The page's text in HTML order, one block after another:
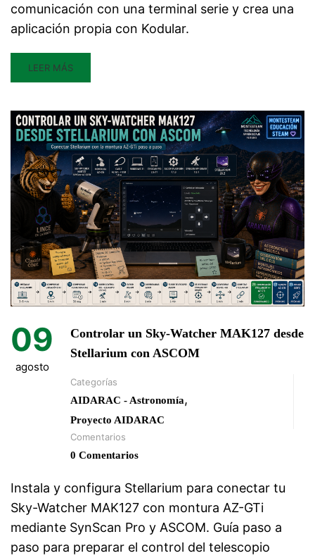
comunicación con una terminal serie y crea una
aplicación propia con Kodular.
LEER MÁS
09
agosto
Controlar un Sky-Watcher MAK127 desde
Stellarium con ASCOM
Categorías
AIDARAC - Astronomía,
Proyecto AIDARAC
Comentarios
0 Comentarios
Instala y configura Stellarium para conectar tu
Sky-Watcher MAK127 con montura AZ-GTi
mediante SynScan Pro y ASCOM. Guía paso a
paso para preparar el control del telescopio